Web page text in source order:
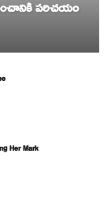
పరిచయం
Her Mark